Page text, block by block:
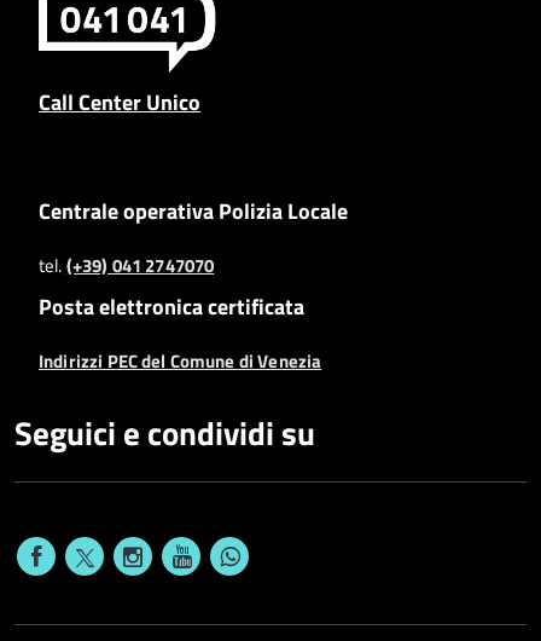
Call Center Unico
Centrale operativa Polizia Locale
tel.(+39) 041 2747070
Posta elettronica certificata
Indirizzi PEC del Comune di Venezia
Seguici e condividi su